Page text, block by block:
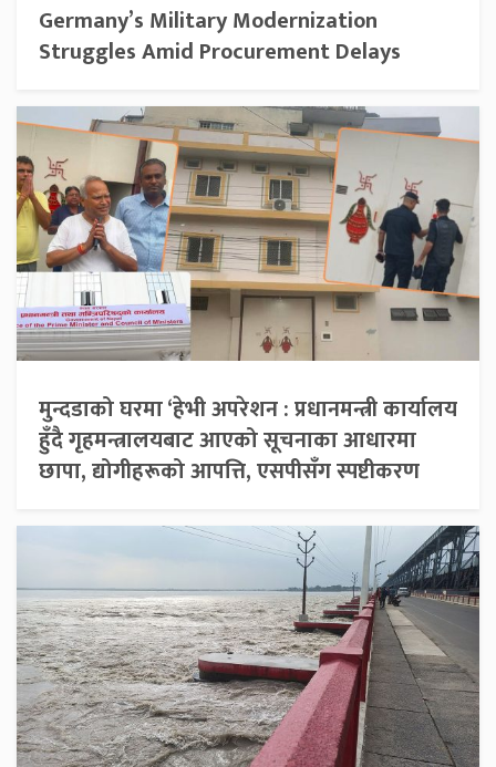
Germany’s Military Modernization
Struggles Amid Procurement Delays
मुन्दडाको घरमा ‘हेभी अपरेशन : प्रधानमन्त्री कार्यालय
हुँदै गृहमन्त्रालयबाट आएको सूचनाका आधारमा
छापा, द्योगीहरूको आपत्ति, एसपीसँग स्पष्टीकरण